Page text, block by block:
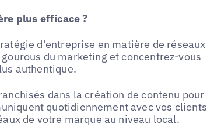
plus efficace ?
d'entreprise en matière de réseaux
du marketing et concentrez-vous
authentique.
dans la création de contenu pour
quotidiennement avec vos clients
de votre marque au niveau local.